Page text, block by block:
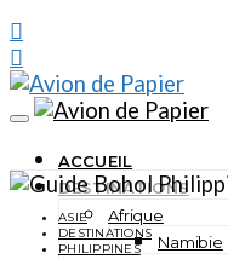
ACCUEIL
DESTINATIONS
Afrique
Namibie
ASIE
DESTINATIONS
PHILIPPINES